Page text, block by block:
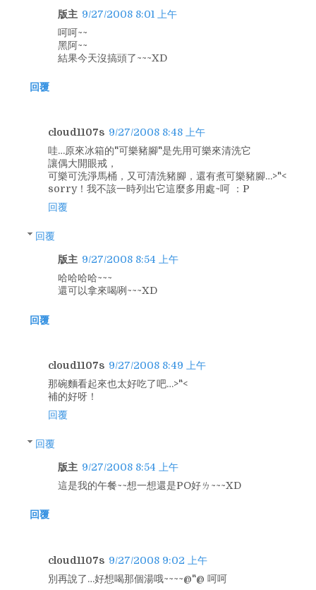
版主 9/27/2008 8:01 上午
呵呵~~
黑阿~~
結果今天沒搞頭了~~~XD
回覆
cloud1107s 9/27/2008 8:48 上午
哇…原來冰箱的"可樂豬腳"是先用可樂來清洗它
讓偶大開眼戒，
可樂可洗淨馬桶，又可清洗豬腳，還有煮可樂豬腳…>"<
sorry！我不該一時列出它這麼多用處~呵 ：P
回覆
回覆
版主 9/27/2008 8:54 上午
哈哈哈哈~~~
還可以拿來喝咧~~~XD
回覆
cloud1107s 9/27/2008 8:49 上午
那碗麵看起來也太好吃了吧…>"<
補的好呀！
回覆
回覆
版主 9/27/2008 8:54 上午
這是我的午餐~~想一想還是PO好ㄌ~~~XD
回覆
cloud1107s 9/27/2008 9:02 上午
別再說了…好想喝那個湯哦~~~~@"@ 呵呵